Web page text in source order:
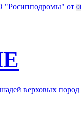
"Росипподромы" от
верховых